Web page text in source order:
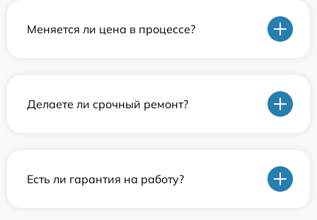
Меняется ли цена в процессе?
Делаете ли срочный ремонт?
Есть ли гарантия на работу?